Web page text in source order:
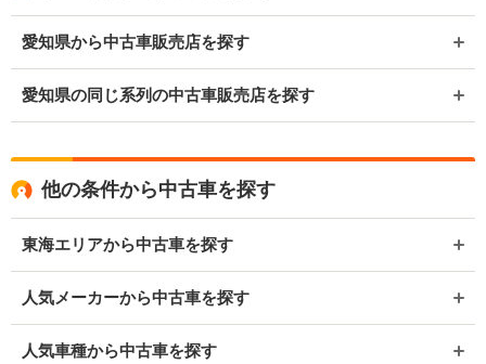
愛知県から中古車販売店を探す
愛知県の同じ系列の中古車販売店を探す
他の条件から中古車を探す
東海エリアから中古車を探す
人気メーカーから中古車を探す
人気車種から中古車を探す